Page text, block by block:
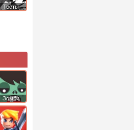
Тесты
Зомби